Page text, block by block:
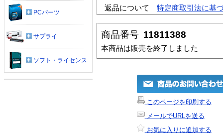
返品について
特定商取引法に基
商品番号 11811388
本商品は販売を終了しました
このページを印刷する
メールでURLを送る
お気に入りに追加する
PCパーツ
サプライ
ソフト・ライセンス